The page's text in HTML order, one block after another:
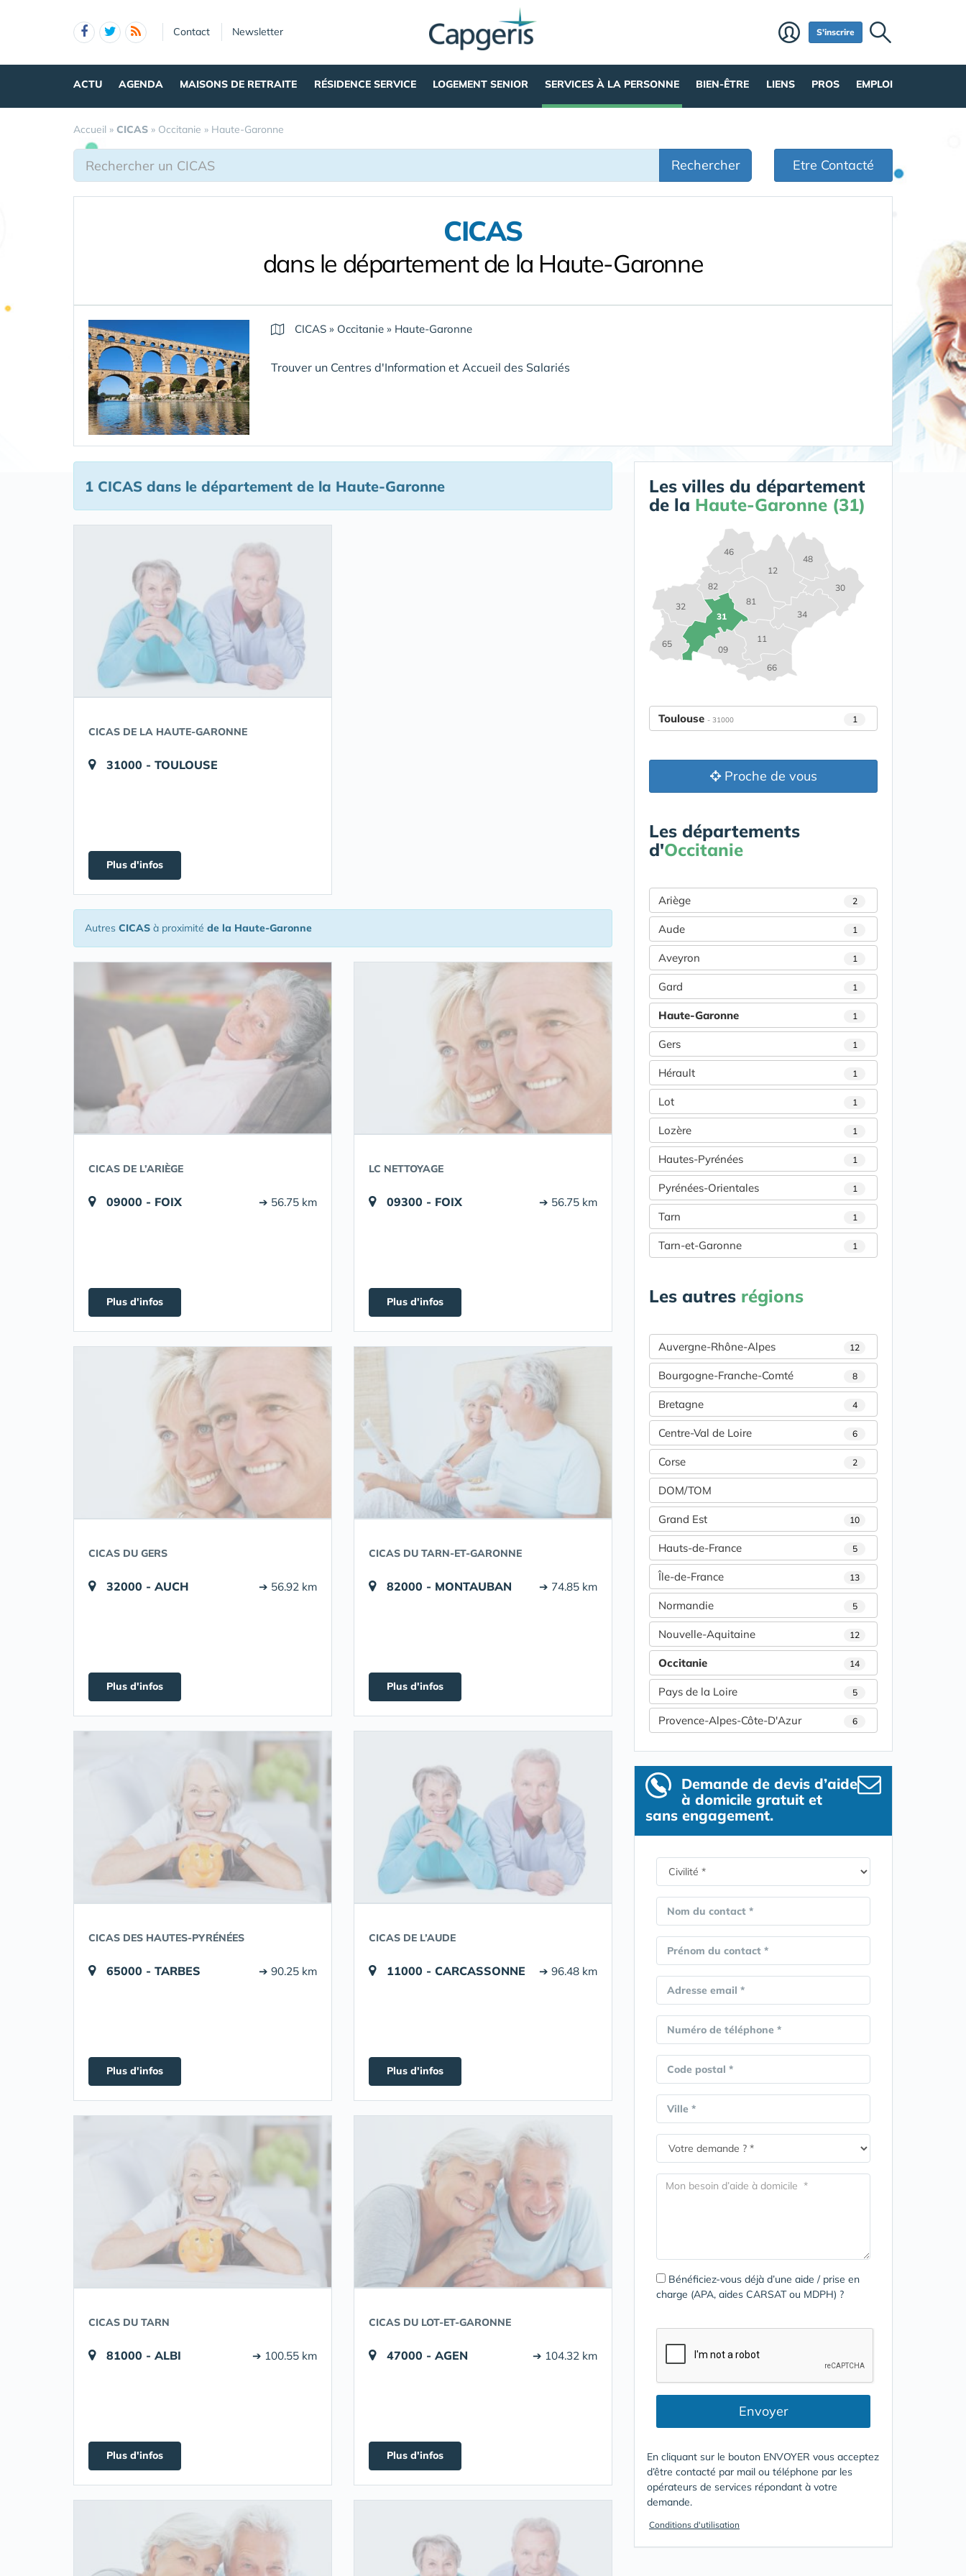
Contact Newsletter S'inscrire
ACTU AGENDA MAISONS DE RETRAITE RÉSIDENCE SERVICE LOGEMENT SENIOR SERVICES À LA PERSONNE BIEN-ÊTRE LIENS PROS EMPLOI
Accueil » CICAS » Occitanie » Haute-Garonne
Rechercher Etre Contacté
CICAS
dans le département de la Haute-Garonne
CICAS » Occitanie » Haute-Garonne
Trouver un Centres d'Information et Accueil des Salariés
1 CICAS dans le département de la Haute-Garonne
CICAS DE LA HAUTE-GARONNE
31000 - TOULOUSE
Plus d'infos
Autres CICAS à proximité de la Haute-Garonne
CICAS DE L’ARIÈGE
09000 - FOIX ➔ 56.75 km
Plus d'infos
LC NETTOYAGE
09300 - FOIX ➔ 56.75 km
Plus d'infos
CICAS DU GERS
32000 - AUCH ➔ 56.92 km
Plus d'infos
CICAS DU TARN-ET-GARONNE
82000 - MONTAUBAN ➔ 74.85 km
Plus d'infos
CICAS DES HAUTES-PYRÉNÉES
65000 - TARBES ➔ 90.25 km
Plus d'infos
CICAS DE L’AUDE
11000 - CARCASSONNE ➔ 96.48 km
Plus d'infos
CICAS DU TARN
81000 - ALBI ➔ 100.55 km
Plus d'infos
CICAS DU LOT-ET-GARONNE
47000 - AGEN ➔ 104.32 km
Plus d'infos
Les villes du département
de la Haute-Garonne (31)
09
11
12
30
31
32
34
46
48
65
66
81
82
Toulouse - 31000 1
Proche de vous
Les départements
d'Occitanie
Ariège 2
Aude 1
Aveyron 1
Gard 1
Haute-Garonne 1
Gers 1
Hérault 1
Lot 1
Lozère 1
Hautes-Pyrénées 1
Pyrénées-Orientales 1
Tarn 1
Tarn-et-Garonne 1
Les autres régions
Auvergne-Rhône-Alpes 12
Bourgogne-Franche-Comté 8
Bretagne 4
Centre-Val de Loire 6
Corse 2
DOM/TOM
Grand Est 10
Hauts-de-France 5
Île-de-France 13
Normandie 5
Nouvelle-Aquitaine 12
Occitanie 14
Pays de la Loire 5
Provence-Alpes-Côte-D'Azur 6
Demande de devis d’aide
à domicile gratuit et
sans engagement.
Nom du contact *
Prénom du contact *
Adresse email *
Numéro de téléphone *
Code postal *
Ville *
Bénéficiez-vous déjà d’une aide / prise en
charge (APA, aides CARSAT ou MDPH) ?
Envoyer
En cliquant sur le bouton ENVOYER vous acceptez
d’être contacté par mail ou téléphone par les
opérateurs de services répondant à votre
demande.
Conditions d'utilisation